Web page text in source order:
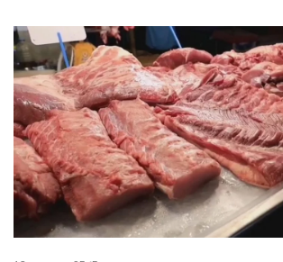
ที่มีราคาแพง ตั้งแต่ปลายปีที่ผ่านมาจนถึงปัจ